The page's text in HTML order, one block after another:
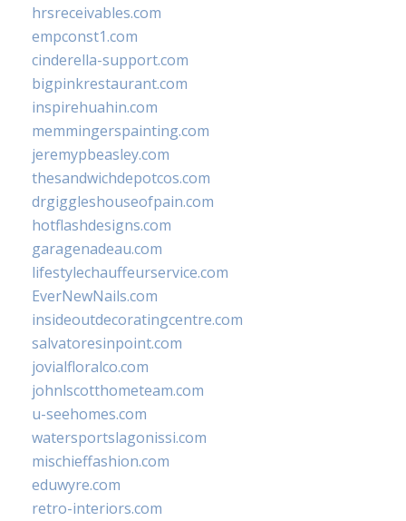
hrsreceivables.com
empconst1.com
cinderella-support.com
bigpinkrestaurant.com
inspirehuahin.com
memmingerspainting.com
jeremypbeasley.com
thesandwichdepotcos.com
drgiggleshouseofpain.com
hotflashdesigns.com
garagenadeau.com
lifestylechauffeurservice.com
EverNewNails.com
insideoutdecoratingcentre.com
salvatoresinpoint.com
jovialfloralco.com
johnlscotthometeam.com
u-seehomes.com
watersportslagonissi.com
mischieffashion.com
eduwyre.com
retro-interiors.com